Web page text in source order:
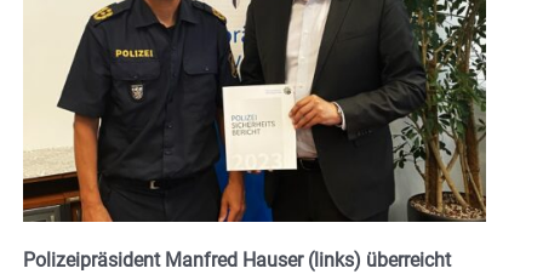
Polizeipräsident Manfred Hauser (links) überreicht